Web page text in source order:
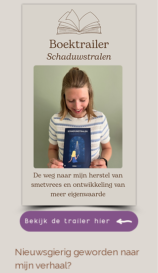
Bekijk de trailer hier
Nieuwsgierig geworden naar
mijn verhaal?